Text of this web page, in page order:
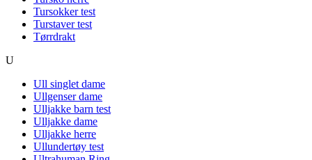
Tursokker test
Turstaver test
Tørrdrakt
U
Ull singlet dame
Ullgenser dame
Ulljakke barn test
Ulljakke dame
Ulljakke herre
Ullundertøy test